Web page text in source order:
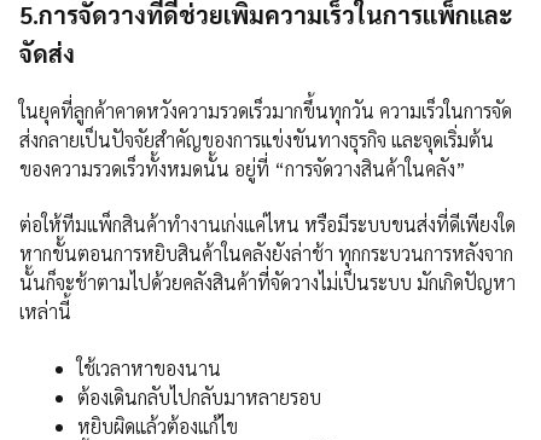
5.การจัดวางที่ดีช่วยเพิ่มความเร็วในการแพ็กและ
จัดส่ง
ในยุคที่ลูกค้าคาดหวังความรวดเร็วมากขึ้นทุกวัน ความเร็วในการจัด
ส่งกลายเป็นปัจจัยสำคัญของการแข่งขันทางธุรกิจ และจุดเริ่มต้น
ของความรวดเร็วทั้งหมดนั้น อยู่ที่ “การจัดวางสินค้าในคลัง”
ต่อให้ทีมแพ็กสินค้าทำงานเก่งแค่ไหน หรือมีระบบขนส่งที่ดีเพียงใด
หากขั้นตอนการหยิบสินค้าในคลังยังล่าช้า ทุกกระบวนการหลังจาก
นั้นก็จะช้าตามไปด้วยคลังสินค้าที่จัดวางไม่เป็นระบบ มักเกิดปัญหา
เหล่านี้
ใช้เวลาหาของนาน
ต้องเดินกลับไปกลับมาหลายรอบ
หยิบผิดแล้วต้องแก้ไข